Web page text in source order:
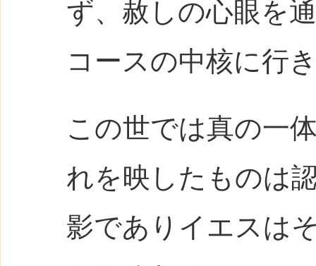
ず、赦しの心眼を
コースの中核に行
この世では真の一
れを映したものは
影でありイエスは